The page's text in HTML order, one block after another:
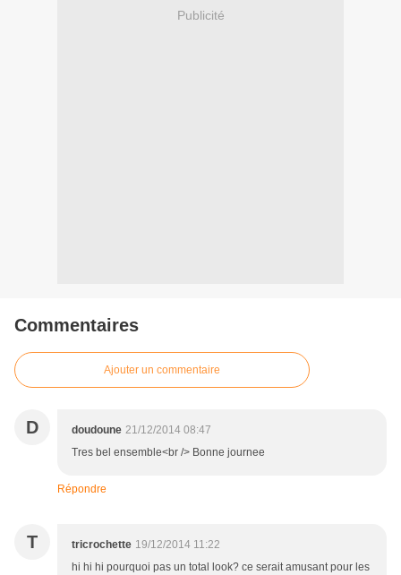
Publicité
Commentaires
Ajouter un commentaire
D doudoune 21/12/2014 08:47
Tres bel ensemble<br /> Bonne journee
Répondre
T tricrochette 19/12/2014 11:22
hi hi hi pourquoi pas un total look? ce serait amusant pour les